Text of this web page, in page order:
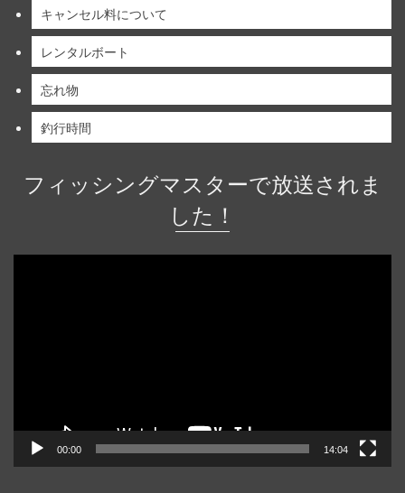
キャンセル料について
レンタルボート
忘れ物
釣行時間
フィッシングマスターで放送されま
した！
00:00 14:04